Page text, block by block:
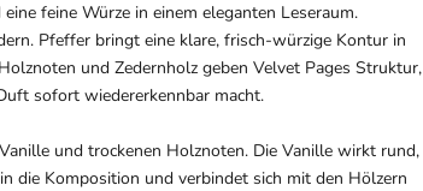
feine Würze in einem eleganten Leseraum.
Pfeffer bringt eine klare, frisch-würzige Kontur in
und Zedernholz geben Velvet Pages Struktur,
sofort wiedererkennbar macht.
und trockenen Holznoten. Die Vanille wirkt rund,
die Komposition und verbindet sich mit den Hölzern